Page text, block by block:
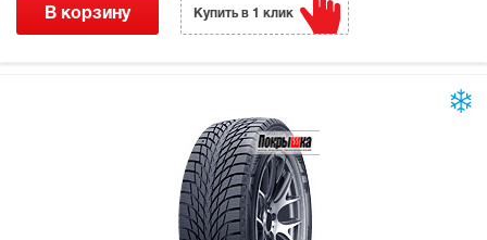
В корзину Купить в 1 клик